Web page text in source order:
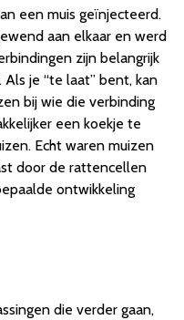
een muis geïnjecteerd.
aan elkaar en werd
zijn belangrijk
je “te laat” bent, kan
bij wie die verbinding
een koekje te
Echt waren muizen
door de rattencellen
ontwikkeling
die verder gaan,